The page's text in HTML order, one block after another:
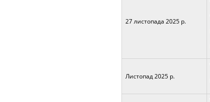
27 листопада 2025 р.
Листопад 2025 р.